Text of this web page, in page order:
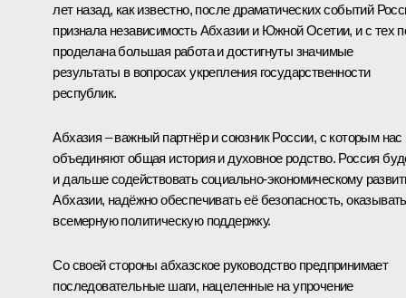
лет назад, как известно, после драматических событий
признала независимость Абхазии и Южной Осетии, и с тех
проделана большая работа и достигнуты значимые
результаты в вопросах укрепления государственности
республик.
Абхазия – важный партнёр и союзник России, с которым нас
объединяют общая история и духовное родство. Россия
и дальше содействовать социально-экономическому
Абхазии, надёжно обеспечивать её безопасность, оказывать
всемерную политическую поддержку.
Со своей стороны абхазское руководство предпринимает
последовательные шаги, нацеленные на упрочение